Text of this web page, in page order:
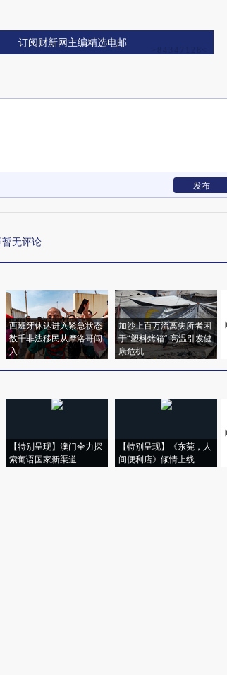
订阅财新网主编精选电邮
发布
无评论
西班牙休达进入紧急状态
数千非法移民从摩洛哥闯
入
加沙上百万流离失所者困
于“塑料烤箱” 高温引发健
康危机
【特别呈现】澳门全力探
索葡语国家新渠道
【特别呈现】《东莞，人
间便利店》倾情上线